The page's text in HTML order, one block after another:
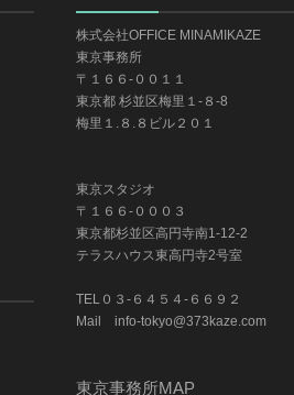
株式会社OFFICE MINAMIKAZE
東京事務所
〒１６６-００１１
東京都 杉並区梅里１-８-8
梅里１.８.８ビル２０１
東京スタジオ
〒１６６-０００３
東京都杉並区高円寺南1-12-2
テラスハウス東高円寺2号室
TEL０３-６４５４-６６９２
Mail info-tokyo@373kaze.com
東京事務所MAP